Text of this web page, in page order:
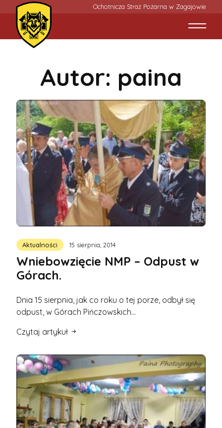
Ochotnicza Straż Pożarna w Zagajowie
Autor: paina
Aktualności 15 sierpnia, 2014
Wniebowzięcie NMP – Odpust w
Górach.
Dnia 15 sierpnia, jak co roku o tej porze, odbył się
odpust, w Górach Pińczowskich…
Czytaj artykuł